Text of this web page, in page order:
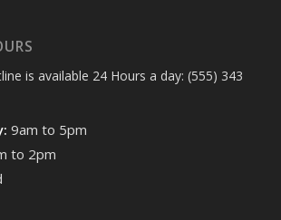
is available 24 Hours a day: (555) 343
9am to 5pm
to 2pm